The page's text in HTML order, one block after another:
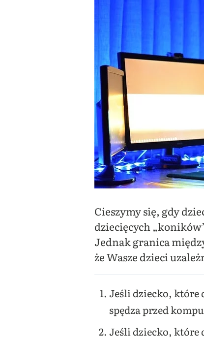
Cieszymy się, gdy
dziecięcych
Jednak granica
że Wasze dzieci
Jeśli dziecko, które
spędza przed
Jeśli dziecko, które